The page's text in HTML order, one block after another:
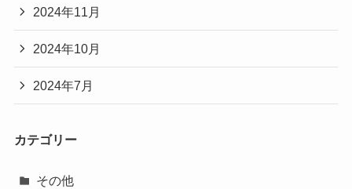
2024年11月
2024年10月
2024年7月
カテゴリー
その他